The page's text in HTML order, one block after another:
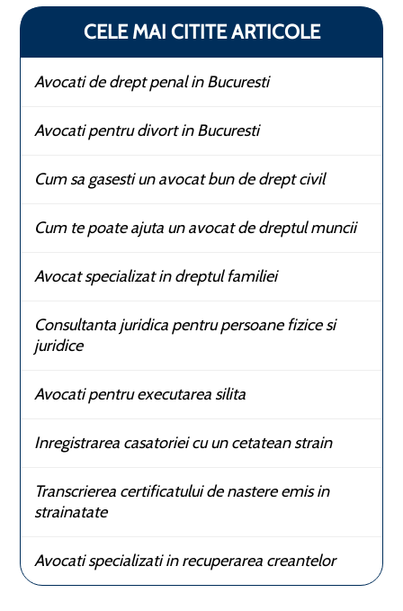
CELE MAI CITITE ARTICOLE
Avocati de drept penal in Bucuresti
Avocati pentru divort in Bucuresti
Cum sa gasesti un avocat bun de drept civil
Cum te poate ajuta un avocat de dreptul muncii
Avocat specializat in dreptul familiei
Consultanta juridica pentru persoane fizice si
juridice
Avocati pentru executarea silita
Inregistrarea casatoriei cu un cetatean strain
Transcrierea certificatului de nastere emis in
strainatate
Avocati specializati in recuperarea creantelor